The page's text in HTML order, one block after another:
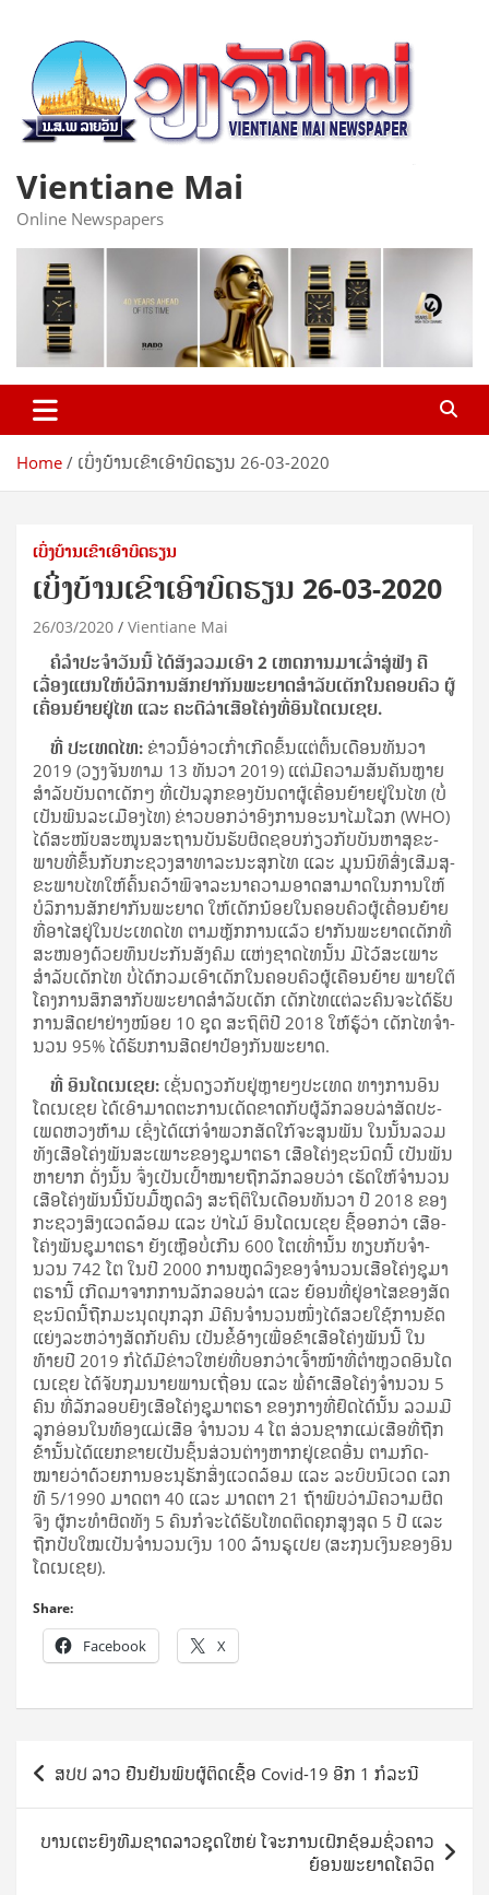
content
Vientiane Mai
Online Newspapers
Home ເບິ່ງບ້ານເຂົາເອົາບົດຮຽນ 26-03-2020
ເບິ່ງບ້ານເຂົາເອົາບົດຮຽນ
ເບິ່ງບ້ານເຂົາເອົາບົດຮຽນ 26-03-2020
26/03/2020 Vientiane Mai
ຄໍ​ລຳ​ປະ­ຈຳ​ວັນ​ນີ້ ໄດ້​ສັງ​ລວມ​ເອົາ 2 ເຫດ­ການ​ມາ​ເລົ່າ​ສູ່​ຟັງ ຄື​
ເລື່ອງ​ແຜນ​ໃຫ້​ບໍ­ລິ­ການ​ສັກ​ຢາ​ກັນ​ພະ­ຍາດ​ສຳ­ລັບ​ເດັກ​ໃນ​ຄອບ­ຄົວ ຜູ້​
ເຄື່ອນ​ຍ້າຍ​ຢູ່​ໄທ ແລະ ຄະ­ດີ​ລ່າ​ເສືອ­ໂຄ່ງ​ທີ່​ອິນ​ໂດ​ເນ​ເຊຍ.
ທີ່ ປະ­ເທດ​ໄທ: ຂ່າວ​ນີ້​ອ່າວ​ເກົ່າ​ເກີດ​ຂຶ້ນ​ແຕ່​ຕົ້ນ​ເດືອນ​ທັນ­ວາ
2019 (ວຽງ​ຈັນ​ທາມ 13 ທັນ­ວາ 2019) ແຕ່​ມີ​ຄວາມ​ສັນ​ຄັນ​ຫຼາຍ​
ສຳ­ລັບ​ບັນ­ດາ​ເດັກໆ ​ທີ່​ເປັນ​ລູກ​ຂອງ​ບັນ­ດາ​ຜູ້​ເຄື່ອນ​ຍ້າຍ​ຢູ່​ໃນ​ໄທ (ບໍ່​
ເປັນ​ພົນ​ລະເມືອງ​ໄທ) ຂ່າວ​ບອກ​ວ່າ​ອົງ­ການ​ອະ­ນາ­ໄມ​ໂລກ (WHO)
ໄດ້​ສະ­ໜັບ­ສະ­ໜູນ​ສະ­ຖານ​ບັນ​ຮັບ­ຜິດ­ຊອບ ​ກ່ຽວ​ກັບ​ບັນ­ຫາ​ສຸ­ຂະ­
ພາບ​ທີ່​ຂຶ້ນ​ກັບ​ກະ­ຊວງ​ສາ­ທາ­ລະ­ນະ​ສຸກ​ໄທ ແລະ ມູນ​ນິ­ທິ​ສົ່ງ­ເສີມ​ສຸ­
ຂະ­ພາບ​ໄທ​ໃຫ້​ຄົ້ນ­ຄວ້າ​ພິ­ຈາ­ລະ­ນາ ​ຄວາມ​ອາດ​ສາ­ມາດ​ໃນ​ການ​ໃຫ້​
ບໍ­ລິ­ການ​ສັກ​ຢາ​ກັນ​ພະ­ຍາດ ​ໃຫ້​ເດັກ­ນ້ອຍ​ໃນ​ຄອບ­ຄົວ​ຜູ້​ເຄື່ອນ​ຍ້າຍ​
ທີ່​ອາ­ໄສ​ຢູ່​ໃນ​ປະ­ເທດ​ໄທ ຕາມ​ຫຼັກ­ການ​ແລ້ວ ຢາ​ກັນ​ພະ­ຍາດ​ເດັກ​ທີ່​
ສະ­ໜອງ​ດ້ວຍ​ທຶນ​ປະ­ກັນ​ສັງ­ຄົມ ແຫ່ງ​ຊາດ​ໄທ​ນັ້ນ ມີ​ໄວ້​ສະ­ເພາະ​
ສຳ­ລັບ​ເດັກ​ໄທ ບໍ່​ໄດ້​ກວມ​ເອົາ​ເດັກ​ໃນ​ຄອບ­ຄົວ​ຜູ້​ເຄືອນ​ຍ້າຍ ພາຍ​ໃຕ້​
ໂຄງ­ການ​ສຶກ​ສາ​ກັບ​ພະ­ຍາດ​ສຳ­ລັບ​ເດັກ ເດັກ​ໄທ​ແຕ່­ລະ­ຄົນ​ຈະ​ໄດ້​ຮັບ​
ການ​ສີດ​ຢາ​ຢ່າງ​ໜ້ອຍ 10 ຊຸດ ສະ​ຖິຕິ​ປີ 2018 ໃຫ້​ຮູ້​ວ່າ ເດັກ​ໄທ​ຈຳ­
ນວນ 95% ໄດ້​ຮັບ​ການ​ສີດ​ຢາ​ປ້ອງ​ກັນ​ພະ­ຍາດ.
ທີ່ ອິນ​ໂດ​ເນ​ເຊຍ: ເຊັ່ນ​ດຽວ​ກັບ​ຢູ່​ຫຼາຍໆ​ປະ­ເທດ ທາງ​ການ​ອິນ​
ໂດ​ເນ​ເຊຍ ໄດ້​ເອົາ​ມາດ​ຕະ­ການ​ເດັດ­ຂາດ​ກັບ​ຜູ້​ລັກ­ລອບ​ລ່າ​ສັດ​ປະ­
ເພດ​ຫວງ​ຫ້າມ ເຊິ່ງ​ໄດ້­ແກ່​ຈຳ­ພວກ​ສັດ​ໃກ້​ຈະ​ສູນ­ພັນ ໃນ​ນັ້ນ​ລວມ​
ທັງ​ເສືອ­ໂຄ່ງ​ພັນ​ສະ­ເພາະ​ຂອງ​ຊູ​ມາ​ຕຣາ ເສືອ­ໂຄ່ງ​ຊະ­ນິດ​ນີ້ ເປັນ​ພັນ​
ຫາ​ຍາກ ດັ່ງ­ນັ້ນ ຈຶ່ງ​ເປັນ​ເປົ້າ​ໝາຍ​ຖືກ​ລັກລອບ​ວ່າ ເຮັດ​ໃຫ້​ຈຳ­ນວນ​
ເສືອ­ໂຄ່ງ​ພັນ​ນີ້​ນັບ​ມື້​ຫຼຸດ​ລົງ ສະ­ຖິ­ຕິ​ໃນ​ເດືອນ​ທັນ­ວາ ປີ 2018 ຂອງ​
ກະ­ຊວງ​ສິງ​ແວດ​ລ້ອມ ແລະ ປ່າ­ໄມ້ ອິນ​ໂດ​ເນ​ເຊຍ ຊີ້​ອອກ​ວ່າ ເສືອ­
ໂຄ່ງ​ພັນ​ຊູ​ມາ​ຕຣາ ຍັງ​ເຫຼືອ​ບໍ່​ເກີນ 600 ໂຕ​ເທົ່າ​ນັ້ນ ທຽບ​ກັບ​ຈຳ­
ນວນ 742 ໂຕ ໃນ​ປີ 2000 ການ​ຫຼຸດ​ລົງ​ຂອງ​ຈຳ­ນວນ​ເສືອ­ໂຄ່ງ​ຊູ​ມາ​
ຕຣາ​ນີ້ ເກີດ​ມາ​ຈາກ​ການ​ລັກ­ລອບ​ລ່າ ແລະ ຍ້ອນ​ທີ່­ຢູ່​ອາ­ໄສ​ຂອງ​ສັດ​
ຊະ­ນິດ​ນີ້​ຖືກ​ມະ­ນຸດ​ບຸ­ກລຸກ ມີ​ຄົນ​ຈຳ­ນວນ​ໜຶ່ງ​ໄດ້​ສວຍ​ໃຊ້​ການ​ຂັດ​
ແຍ່ງ​ລະ­ຫວ່າງ​ສັດ​ກັບ​ຄົນ ເປັນ​ຂໍ້​ອ້າງ​ເພື່ອ​ຂ້າ​ເສືອ­ໂຄ່ງ​ພັນ​ນີ້ ໃນ​
ທ້າຍ​ປີ 2019 ກໍ​ໄດ້​ມີ​ຂ່າວ​ໃຫຍ່​ທີ່​ບອກ​ວ່າ​ເຈົ້າ​ໜ້າ­ທີ່​ຕຳ­ຫຼວດ​ອິນ​ໂດ​
ເນ​ເຊຍ ໄດ້​ຈັບ​ກຸມ​ນາຍ­ພານ​ເຖື່ອນ ແລະ ພໍ່­ຄ້າ​ເສືອ­ໂຄ່ງ​ຈຳ­ນວນ 5
ຄົນ ທີ່​ລັກ­ລອບ​ຍິງ​ເສືອ­ໂຄ່ງ​ຊູ​ມາ​ຕຣາ ຂອງ​ກາງ​ທີ່​ຢຶດ​ໄດ້​ນັ້ນ ລວມ​ມີ​
ລູກ​ອ່ອນ​ໃນ​ທ້ອງ​ແມ່​ເສືອ ຈຳ­ນວນ 4 ໂຕ ສ່ວນ​ຊາກ​ແມ່​ເສືອ​ທີ່​ຖືກ​
ຂ້າ​ນັ້ນ​ໄດ້​ແຍກ​ຂາຍ​ເປັນ​ຊິ້ນ​ສ່ວນ​ຕ່າງ­ຫາກ​ຢູ່​ເຂດ​ອື່ນ ຕາມ​ກົດ­
ໝາຍ​ວ່າ​ດ້ວຍ​ການ​ອະ­ນຸ​ຮັກ​ສິ່ງ­ແວ­ດລ້ອມ ແລະ ລະ­ບົບ​ນິ­ເວດ ເລກ​
ທີ 5/1990 ມາດ­ຕາ 40 ແລະ ມາດ­ຕາ 21 ຖ້າ​ພົບ​ວ່າ​ມີ​ຄວາມ​ຜິດ​
ຈິງ ຜູ້​ກະ­ທຳ​ຜິດ​ທັງ 5 ຄົນ​ກໍ​ຈະ​ໄດ້​ຮັບ​ໂທດ​ຕິດ​ຄຸກ​ສູງ​ສຸດ 5 ປີ ແລະ
ຖືກ​ປັບ​ໃໝ​ເປັນ​ຈຳ­ນວນ​ເງິນ 100 ລ້ານ​ຣູ​ເປຍ (ສະ­ກຸນ​ເງິນ​ຂອງ​ອິນ​
ໂດ​ເນ​ເຊຍ).
Share:
Facebook X
Post
navigation
ສປປ ລາວ ຢືນຢັນພົບຜູ້ຕິດເຊື້ອ Covid-19 ອີກ 1 ກໍລະນີ
ບານເຕະຍິງທີມຊາດລາວຊຸດໃຫຍ່ ໂຈະການເຝິກຊ້ອມຊົ່ວຄາວ
ຍ້ອນພະຍາດໂຄວິດ